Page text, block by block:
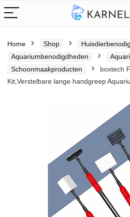
Home Shop
Aquariumbenodigdheden
Schoonmaakproducten
boxtech
Kit,Verstelbare lange handgreep